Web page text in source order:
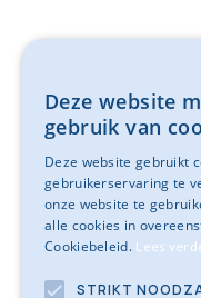
Belgisch instituut
Deze website
gebruik van
Deze website gebruikt
gebruikerservaring te
onze website te
alle cookies in
Cookiebeleid. Lees
STRIKT